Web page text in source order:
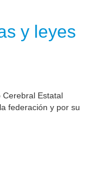
y leyes
Cerebral Estatal
federación y por su